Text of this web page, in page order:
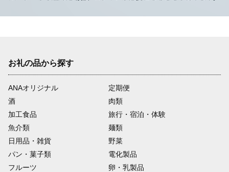
お礼の品から探す
ANAオリジナル
定期便
酒
肉類
加工食品
旅行・宿泊・体験
魚介類
麺類
日用品・雑貨
野菜
パン・菓子類
電化製品
フルーツ
卵・乳製品